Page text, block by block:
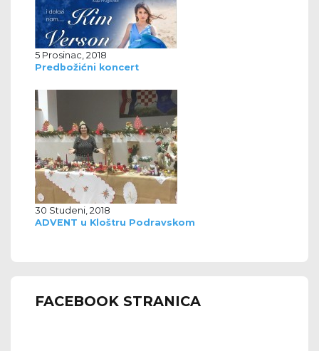
5 Prosinac, 2018
Predbožićni koncert
30 Studeni, 2018
ADVENT u Kloštru Podravskom
FACEBOOK STRANICA